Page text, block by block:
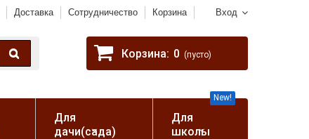
Вход
Доставка Сотрудничество Корзина
Корзина: 0 (пусто)
Для
дачи(сада)
Для
школы
New!